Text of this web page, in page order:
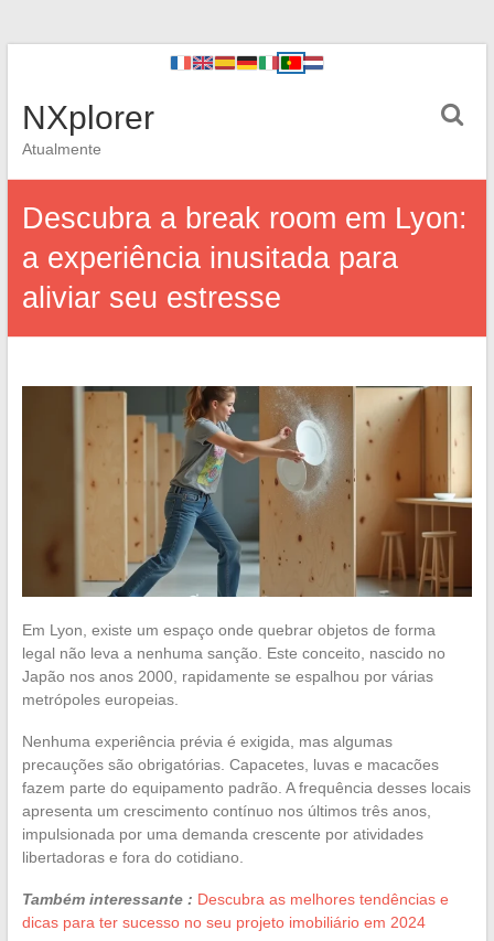
NXplorer
Atualmente
Descubra a break room em Lyon:
a experiência inusitada para
aliviar seu estresse
Em Lyon, existe um espaço onde quebrar objetos de forma
legal não leva a nenhuma sanção. Este conceito, nascido no
Japão nos anos 2000, rapidamente se espalhou por várias
metrópoles europeias.
Nenhuma experiência prévia é exigida, mas algumas
precauções são obrigatórias. Capacetes, luvas e macacões
fazem parte do equipamento padrão. A frequência desses locais
apresenta um crescimento contínuo nos últimos três anos,
impulsionada por uma demanda crescente por atividades
libertadoras e fora do cotidiano.
Também interessante : Descubra as melhores tendências e
dicas para ter sucesso no seu projeto imobiliário em 2024